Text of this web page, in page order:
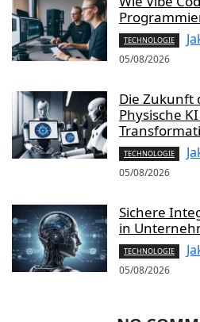
TECHNOLOGIE
05/08/2026
Die Zukunft
Physische
TECHNOLOGIE
05/08/2026
Sichere
in
TECHNOLOGIE
05/08/2026